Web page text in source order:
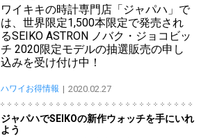
ワイキキの時計専門店「ジャパハ」で
は、世界限定1,500本限定で発売され
るSEIKO ASTRON ノバク・ジョコビッ
チ 2020限定モデルの抽選販売の申し
込みを受け付け中！
ハワイお得情報 2020.02.27
ジャパハでSEIKOの新作ウォッチを手にいれ
よう